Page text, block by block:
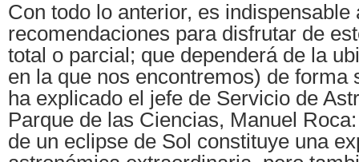
Con todo lo anterior, es indispensable
recomendaciones para disfrutar de
total o parcial; que dependerá de la
en la que nos encontremos) de forma
ha explicado el jefe de Servicio de
Parque de las Ciencias, Manuel
de un eclipse de Sol constituye una